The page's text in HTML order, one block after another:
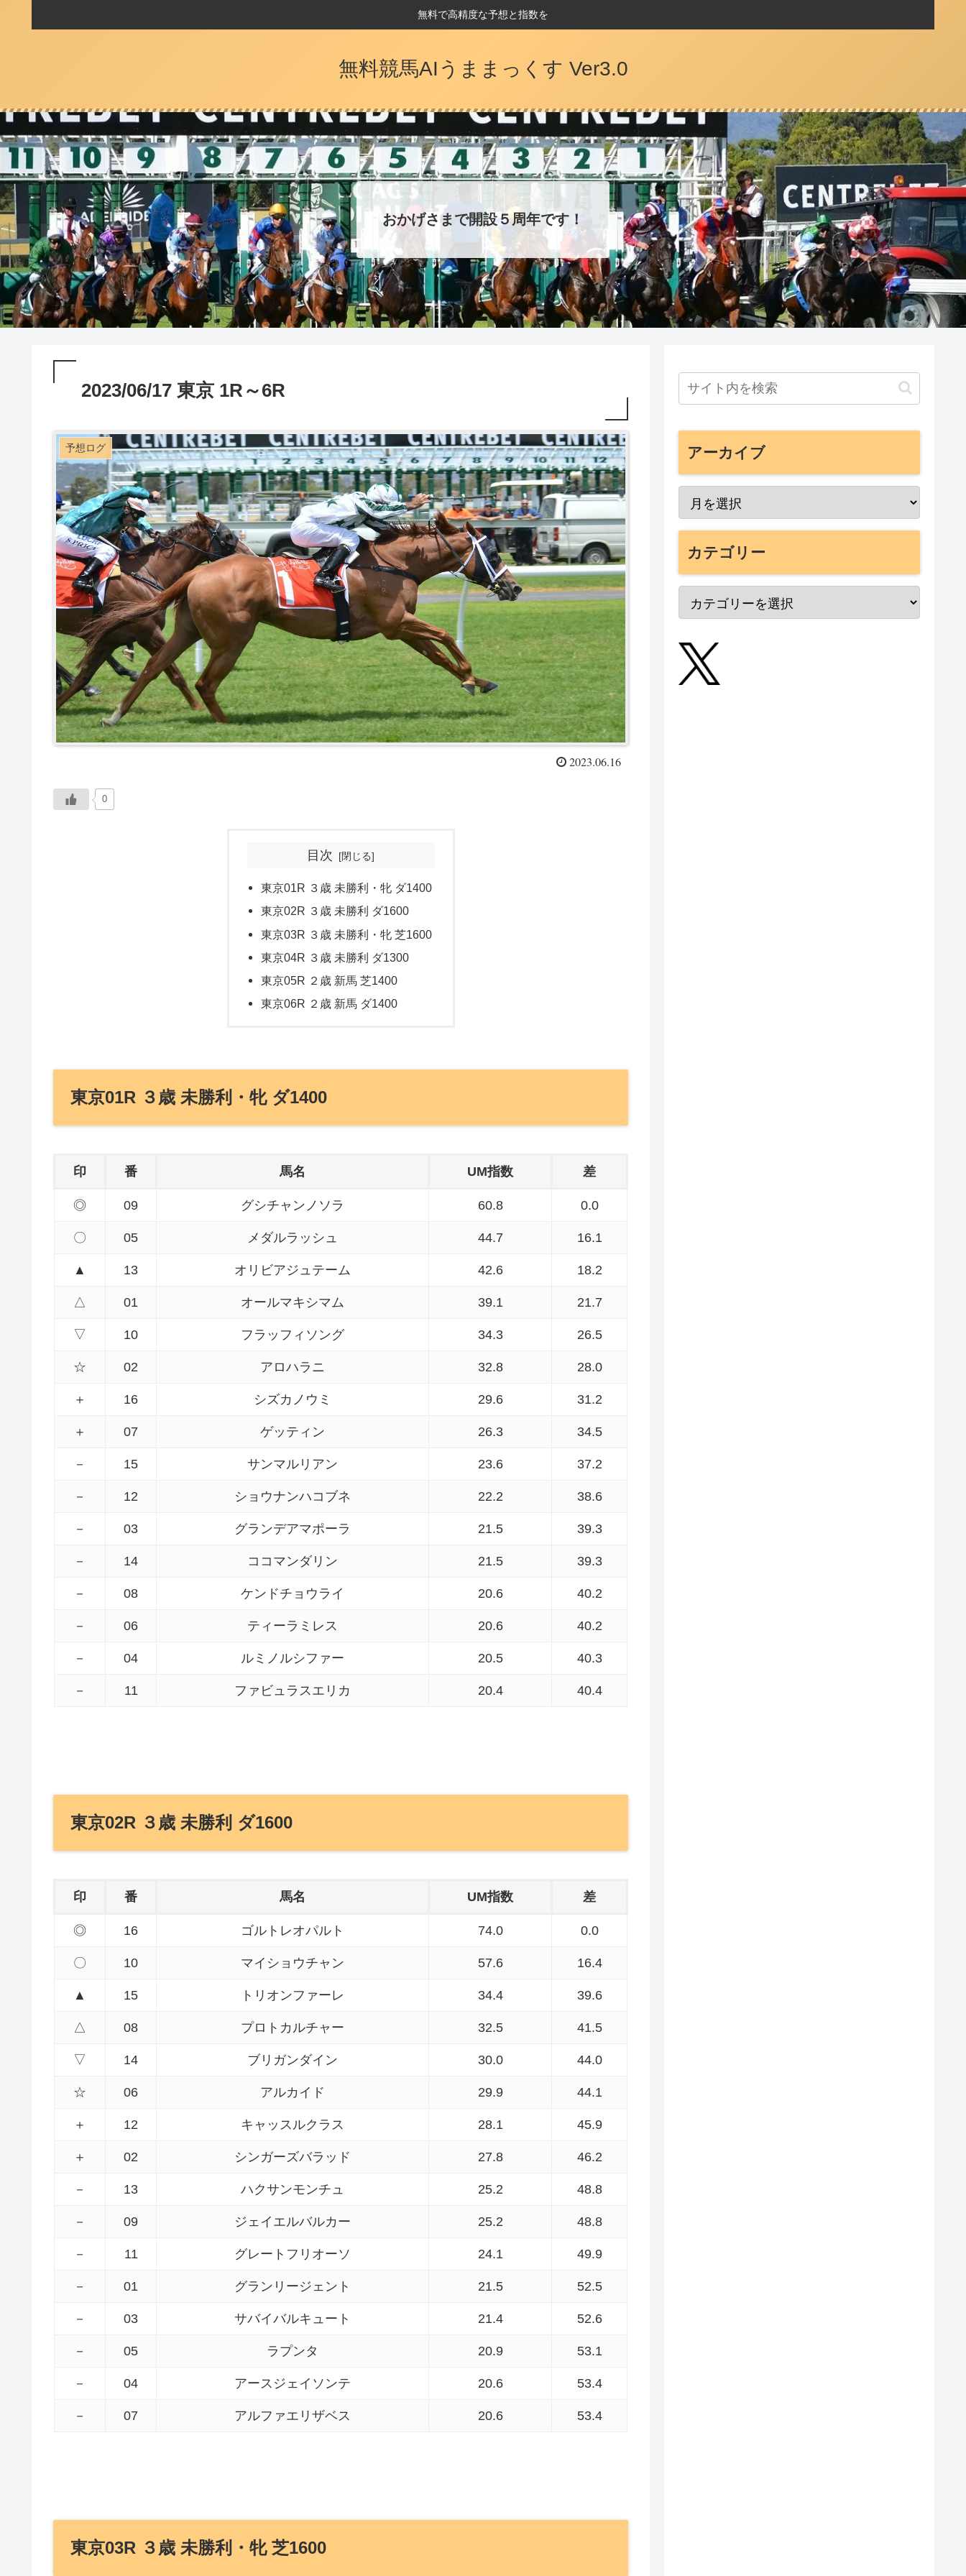
無料で高精度な予想と指数を
無料競馬AIうままっくす Ver3.0
おかげさまで開設５周年です！
2023/06/17 東京 1R～6R
予想ログ
2023.06.16
0
目次
東京01R ３歳 未勝利・牝 ダ1400
東京02R ３歳 未勝利 ダ1600
東京03R ３歳 未勝利・牝 芝1600
東京04R ３歳 未勝利 ダ1300
東京05R ２歳 新馬 芝1400
東京06R ２歳 新馬 ダ1400
東京01R ３歳 未勝利・牝 ダ1400
印 番 馬名 UM指数 差
◎ 09 グシチャンノソラ 60.8 0.0
〇 05 メダルラッシュ 44.7 16.1
▲ 13 オリビアジュテーム 42.6 18.2
△ 01 オールマキシマム 39.1 21.7
▽ 10 フラッフィソング 34.3 26.5
☆ 02 アロハラニ 32.8 28.0
＋ 16 シズカノウミ 29.6 31.2
＋ 07 ゲッティン 26.3 34.5
－ 15 サンマルリアン 23.6 37.2
－ 12 ショウナンハコブネ 22.2 38.6
－ 03 グランデアマポーラ 21.5 39.3
－ 14 ココマンダリン 21.5 39.3
－ 08 ケンドチョウライ 20.6 40.2
－ 06 ティーラミレス 20.6 40.2
－ 04 ルミノルシファー 20.5 40.3
－ 11 ファビュラスエリカ 20.4 40.4
東京02R ３歳 未勝利 ダ1600
印 番 馬名 UM指数 差
◎ 16 ゴルトレオパルト 74.0 0.0
〇 10 マイショウチャン 57.6 16.4
▲ 15 トリオンファーレ 34.4 39.6
△ 08 プロトカルチャー 32.5 41.5
▽ 14 ブリガンダイン 30.0 44.0
☆ 06 アルカイド 29.9 44.1
＋ 12 キャッスルクラス 28.1 45.9
＋ 02 シンガーズバラッド 27.8 46.2
－ 13 ハクサンモンチュ 25.2 48.8
－ 09 ジェイエルバルカー 25.2 48.8
－ 11 グレートフリオーソ 24.1 49.9
－ 01 グランリージェント 21.5 52.5
－ 03 サバイバルキュート 21.4 52.6
－ 05 ラプンタ 20.9 53.1
－ 04 アースジェイソンテ 20.6 53.4
－ 07 アルファエリザベス 20.6 53.4
東京03R ３歳 未勝利・牝 芝1600
アーカイブ
カテゴリー